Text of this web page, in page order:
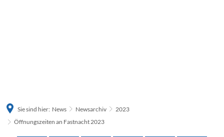
Sie sind hier: News Newsarchiv
2023
Öffnungszeiten an Fastnacht 2023